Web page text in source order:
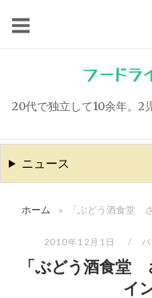
キ
ッ
フードラ
20代で独立して10余年。2
ニュース
ホーム » 「ぶどう酒食堂
2010年12月1日
「ぶどう酒食堂
イ